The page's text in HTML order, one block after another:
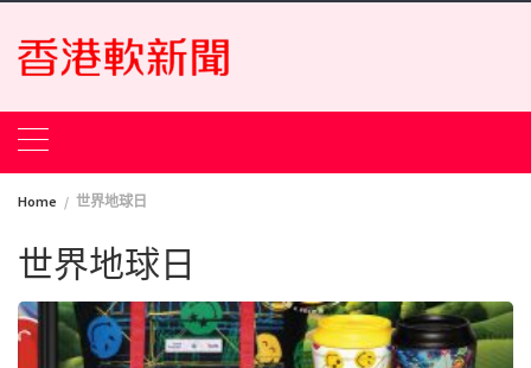
Skip
content
Home 世界地球日
世界地球日